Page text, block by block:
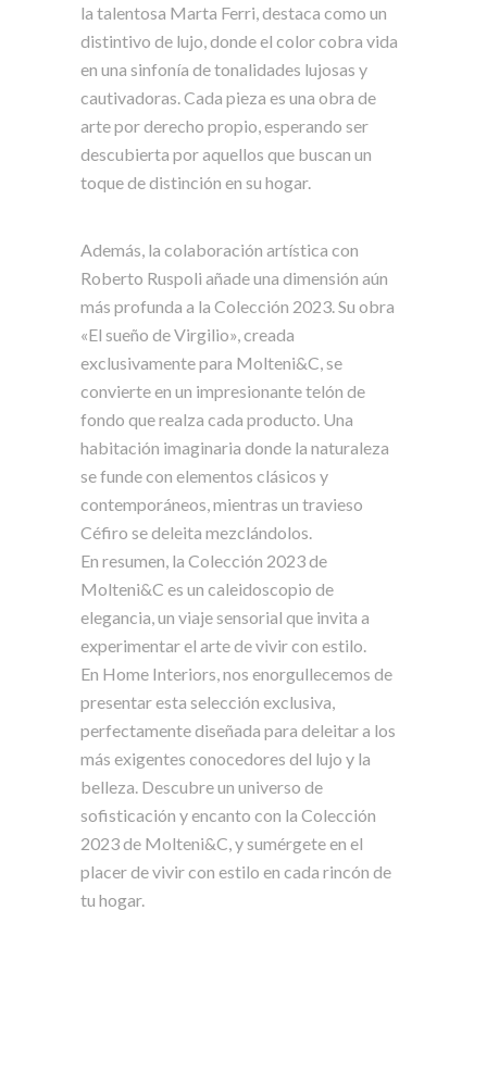
la talentosa Marta Ferri, destaca como un
distintivo de lujo, donde el color cobra vida
en una sinfonía de tonalidades lujosas y
cautivadoras. Cada pieza es una obra de
arte por derecho propio, esperando ser
descubierta por aquellos que buscan un
toque de distinción en su hogar.
Además, la colaboración artística con
Roberto Ruspoli añade una dimensión aún
más profunda a la Colección 2023. Su obra
«El sueño de Virgilio», creada
exclusivamente para Molteni&C, se
convierte en un impresionante telón de
fondo que realza cada producto. Una
habitación imaginaria donde la naturaleza
se funde con elementos clásicos y
contemporáneos, mientras un travieso
Céfiro se deleita mezclándolos.
En resumen, la Colección 2023 de
Molteni&C es un caleidoscopio de
elegancia, un viaje sensorial que invita a
experimentar el arte de vivir con estilo.
En Home Interiors, nos enorgullecemos de
presentar esta selección exclusiva,
perfectamente diseñada para deleitar a los
más exigentes conocedores del lujo y la
belleza. Descubre un universo de
sofisticación y encanto con la Colección
2023 de Molteni&C, y sumérgete en el
placer de vivir con estilo en cada rincón de
tu hogar.